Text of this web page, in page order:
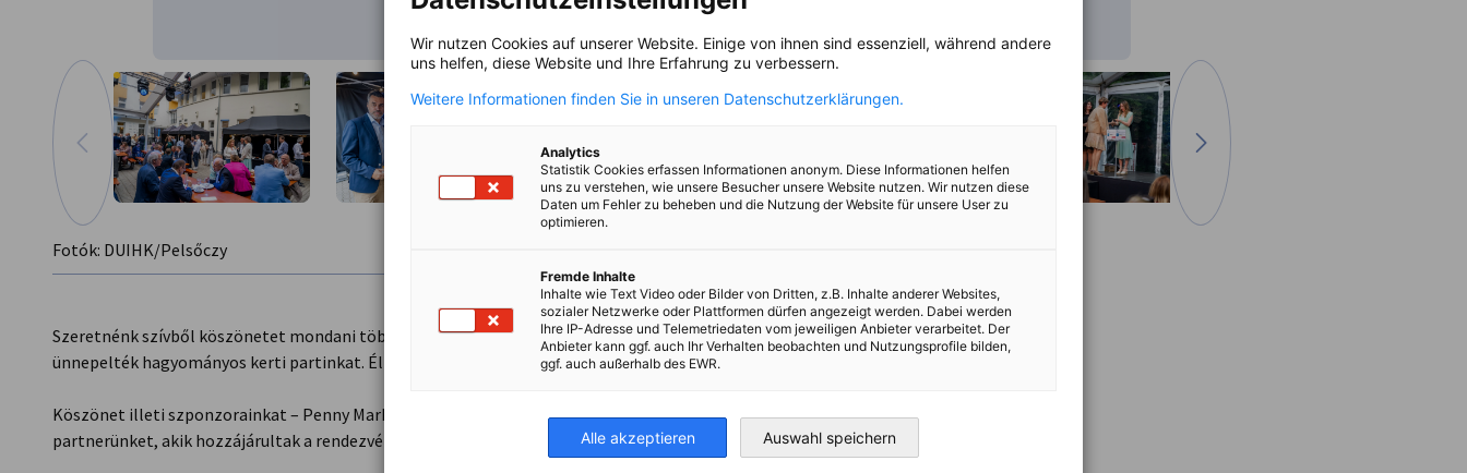
Kép nagyítása
Vissza az előző képre Tovább a következő képre
Fotók: DUIHK/Pelsőczy
Szeretnénk szívből köszönetet mondani több mint 300 vendégünknek, akik 2026-ban velünk együtt
ünnepelték hagyományos kerti partinkat. Élményekben gazdag este volt!
Köszönet illeti szponzorainkat – Penny Market, Raiffeisen Bank és Zollner –, valamint minden éves
partnerünket, akik hozzájárultak a rendezvény sikeréhez.
Wir nutzen Cookies auf unserer Website. Einige von ihnen sind essenziell, während andere
uns helfen, diese Website und Ihre Erfahrung zu verbessern.
Weitere Informationen finden Sie in unseren Datenschutzerklärungen.
Analytics
Statistik Cookies erfassen Informationen anonym. Diese Informationen helfen
uns zu verstehen, wie unsere Besucher unsere Website nutzen. Wir nutzen diese
Daten um Fehler zu beheben und die Nutzung der Website für unsere User zu
optimieren.
Fremde Inhalte
Inhalte wie Text Video oder Bilder von Dritten, z.B. Inhalte anderer Websites,
sozialer Netzwerke oder Plattformen dürfen angezeigt werden. Dabei werden
Ihre IP-Adresse und Telemetriedaten vom jeweiligen Anbieter verarbeitet. Der
Anbieter kann ggf. auch Ihr Verhalten beobachten und Nutzungsprofile bilden,
ggf. auch außerhalb des EWR.
Alle akzeptieren Auswahl speichern